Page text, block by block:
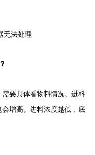
无法处理
要具体看物料情况。进料
增高。进料浓度越低，底